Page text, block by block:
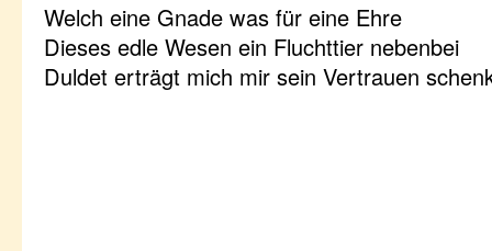
Welch eine Gnade was für eine Ehre
Dieses edle Wesen ein Fluchttier nebenbei
Duldet erträgt mich mir sein Vertrauen